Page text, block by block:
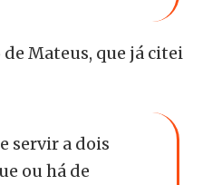
Mateus, que já citei
servir a dois
ou há de